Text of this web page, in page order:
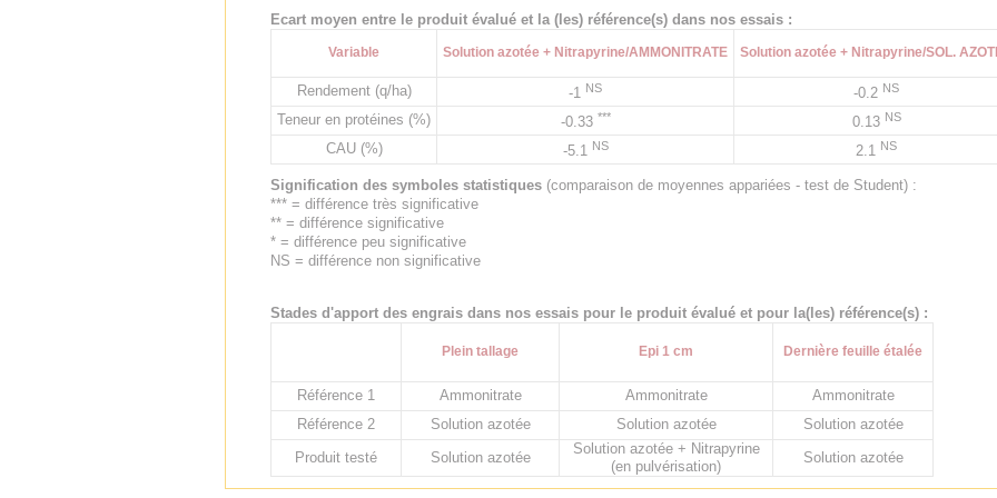
Ecart moyen entre le produit évalué et la (les) référence(s) dans nos essais :
Variable Solution azotée + Nitrapyrine/AMMONITRATE Solution azotée + Nitrapyrine/SOL.
Rendement (q/ha) -1 NS -0.2 NS
Teneur en protéines (%) -0.33 *** 0.13 NS
CAU (%) -5.1 NS 2.1 NS
Signification des symboles statistiques (comparaison de moyennes appariées - test de Student) :
*** = différence très significative
** = différence significative
* = différence peu significative
NS = différence non significative
Stades d'apport des engrais dans nos essais pour le produit évalué et pour la(les) référence(s) :
Plein tallage Epi 1 cm Dernière feuille étalée
Référence 1 Ammonitrate Ammonitrate
Ammonitrate
Référence 2
Solution azotée Solution azotée
Solution azotée
Produit testé
Solution azotée
Solution azotée + Nitrapyrine
(en pulvérisation)
Solution azotée